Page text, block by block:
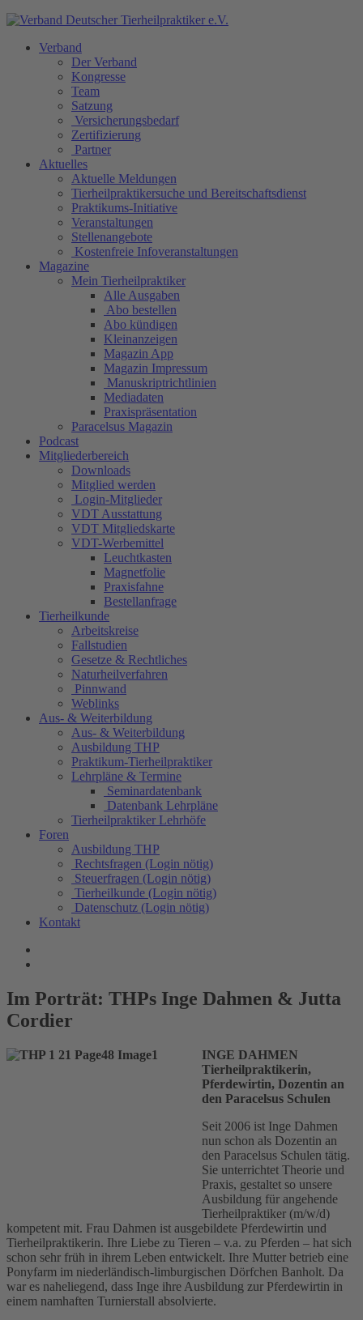
Verband
Der Verband
Kongresse
Team
Satzung
Versicherungsbedarf
Zertifizierung
Partner
Aktuelles
Aktuelle Meldungen
Tierheilpraktikersuche und Bereitschaftsdienst
Praktikums-Initiative
Veranstaltungen
Stellenangebote
Kostenfreie Infoveranstaltungen
Magazine
Mein Tierheilpraktiker
Alle Ausgaben
Abo bestellen
Abo kündigen
Kleinanzeigen
Magazin App
Magazin Impressum
Manuskriptrichtlinien
Mediadaten
Praxispräsentation
Paracelsus Magazin
Podcast
Mitgliederbereich
Downloads
Mitglied werden
Login-Mitglieder
VDT Ausstattung
VDT Mitgliedskarte
VDT-Werbemittel
Leuchtkasten
Magnetfolie
Praxisfahne
Bestellanfrage
Tierheilkunde
Arbeitskreise
Fallstudien
Gesetze & Rechtliches
Naturheilverfahren
Pinnwand
Weblinks
Aus- & Weiterbildung
Aus- & Weiterbildung
Ausbildung THP
Praktikum-Tierheilpraktiker
Lehrpläne & Termine
Seminardatenbank
Datenbank Lehrpläne
Tierheilpraktiker Lehrhöfe
Foren
Ausbildung THP
Rechtsfragen (Login nötig)
Steuerfragen (Login nötig)
Tierheilkunde (Login nötig)
Datenschutz (Login nötig)
Kontakt
Im Porträt: THPs Inge Dahmen & Jutta
Cordier
INGE DAHMEN
Tierheilpraktikerin,
Pferdewirtin, Dozentin an
den Paracelsus Schulen
Seit 2006 ist Inge Dahmen
nun schon als Dozentin an
den Paracelsus Schulen tätig.
Sie unterrichtet Theorie und
Praxis, gestaltet so unsere
Ausbildung für angehende
Tierheilpraktiker (m/w/d)
kompetent mit. Frau Dahmen ist ausgebildete Pferdewirtin und
Tierheilpraktikerin. Ihre Liebe zu Tieren – v.a. zu Pferden – hat sich
schon sehr früh in ihrem Leben entwickelt. Ihre Mutter betrieb eine
Ponyfarm im niederländisch-limburgischen Dörfchen Banholt. Da
war es naheliegend, dass Inge ihre Ausbildung zur Pferdewirtin in
einem namhaften Turnierstall absolvierte.